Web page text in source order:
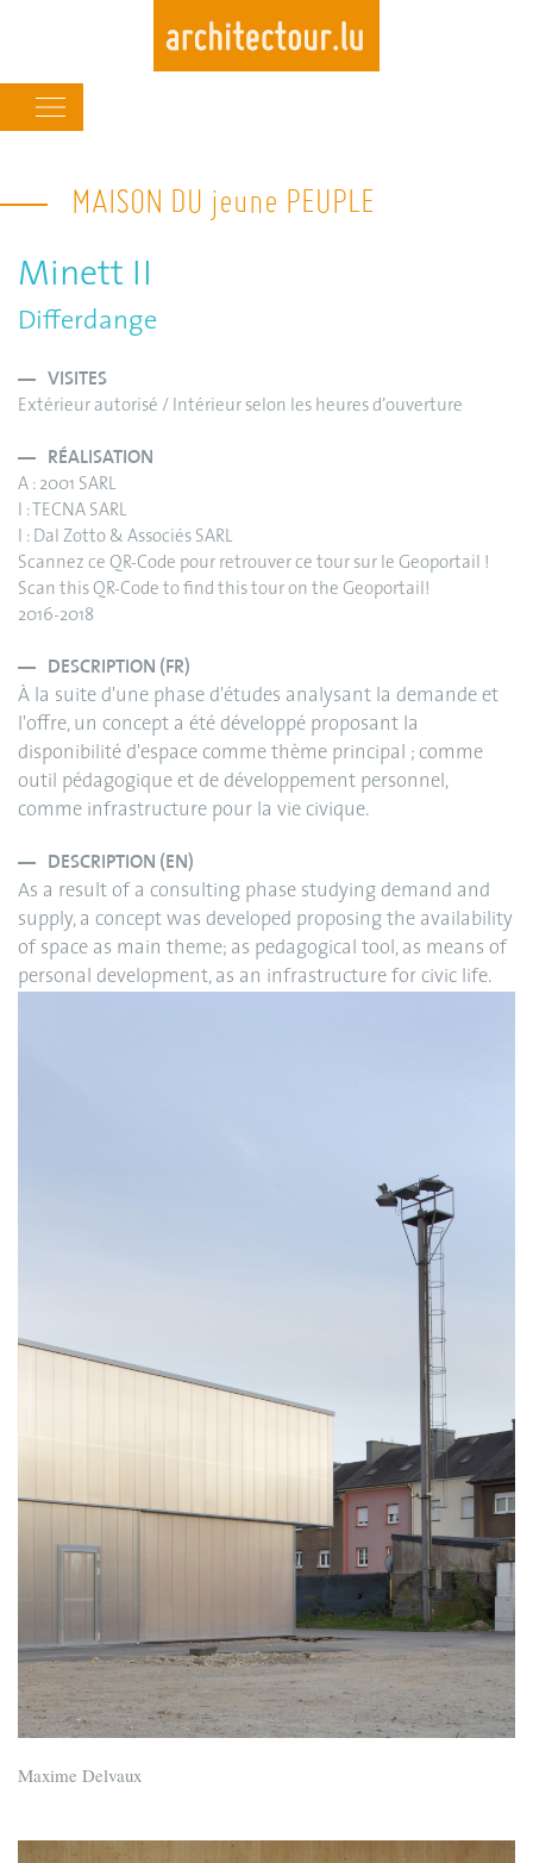
main
navigation
MAISON DU jeune PEUPLE
Minett II
Differdange
VISITES
Extérieur autorisé / Intérieur selon les heures d’ouverture
RÉALISATION
A : 2001 SARL
I : TECNA SARL
I : Dal Zotto & Associés SARL
Scannez ce QR-Code pour retrouver ce tour sur le Geoportail !
Scan this QR-Code to find this tour on the Geoportail!
2016-2018
DESCRIPTION (FR)
À la suite d'une phase d'études analysant la demande et
l'offre, un concept a été développé proposant la
disponibilité d'espace comme thème principal ; comme
outil pédagogique et de développement personnel,
comme infrastructure pour la vie civique.
DESCRIPTION (EN)
As a result of a consulting phase studying demand and
supply, a concept was developed proposing the availability
of space as main theme; as pedagogical tool, as means of
personal development, as an infrastructure for civic life.
Maxime Delvaux